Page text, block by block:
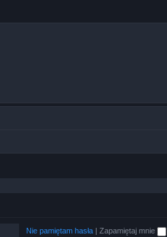
Nie pamiętam hasła Zapamiętaj mnie